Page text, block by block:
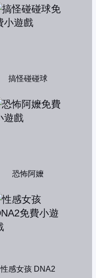
搞怪碰碰球
恐怖阿嬤
性感女孩 DNA2